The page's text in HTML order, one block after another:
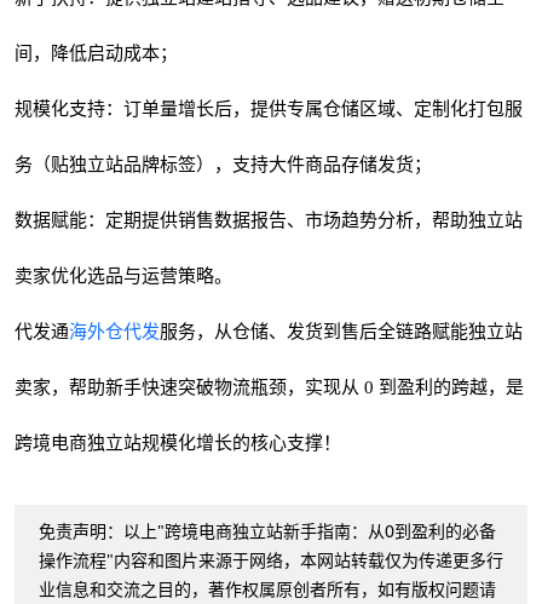
间，降低启动成本；
规模化支持：订单量增长后，提供专属仓储区域、定制化打包服
务（贴独立站品牌标签），支持大件商品存储发货；
数据赋能：定期提供销售数据报告、市场趋势分析，帮助独立站
卖家优化选品与运营策略。
代发通海外仓代发服务，从仓储、发货到售后全链路赋能独立站
卖家，帮助新手快速突破物流瓶颈，实现从 0 到盈利的跨越，是
跨境电商独立站规模化增长的核心支撑！
免责声明：以上"跨境电商独立站新手指南：从0到盈利的必备
操作流程"内容和图片来源于网络，本网站转载仅为传递更多行
业信息和交流之目的，著作权属原创者所有，如有版权问题请